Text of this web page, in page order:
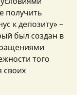
получить
к депозиту» –
был создан в
того
своих